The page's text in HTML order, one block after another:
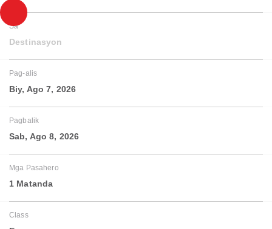
Sa
Destinasyon
Pag-alis
Biy, Ago 7, 2026
Pagbalik
Sab, Ago 8, 2026
Mga Pasahero
1 Matanda
Class